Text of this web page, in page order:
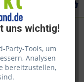
uns wichtig!
Party-Tools, um
Analysen
bereitzustellen,